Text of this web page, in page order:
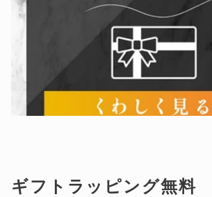
ギフトラッピング無料